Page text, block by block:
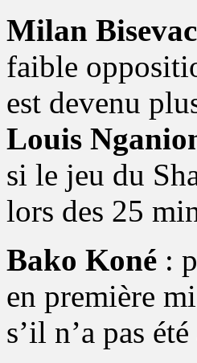
Milan Bisevac
faible
est devenu
Louis
si le jeu du
lors des 25
Bako Koné :
en première
s’il n’a pas